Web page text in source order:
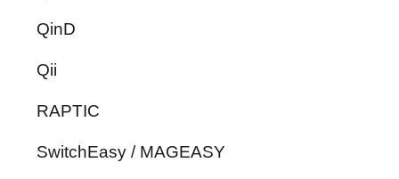
QinD
Qii
RAPTIC
SwitchEasy / MAGEASY